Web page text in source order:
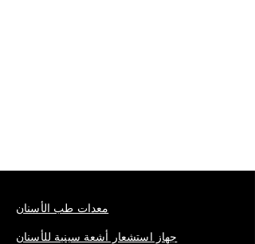
معدات طب الأسنان
جهاز استشعار أشعة سينية للأسنان